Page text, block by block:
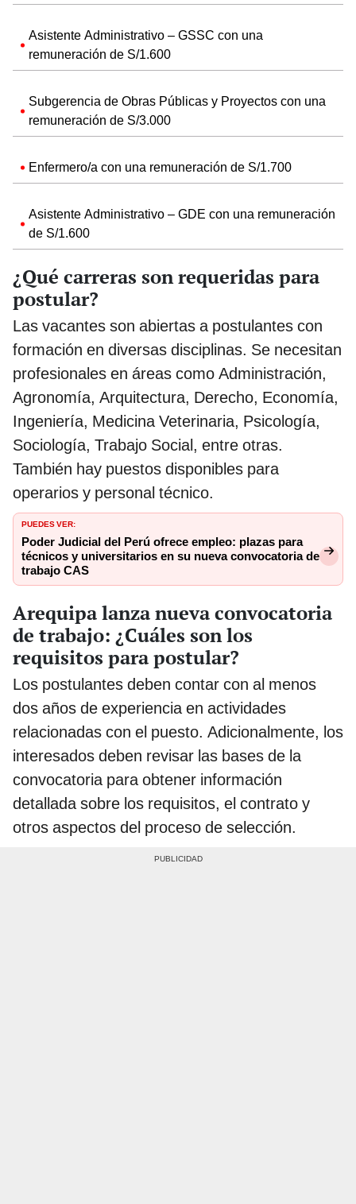
Asistente Administrativo – GSSC con una
remuneración de S/1.600
Subgerencia de Obras Públicas y Proyectos con una
remuneración de S/3.000
Enfermero/a con una remuneración de S/1.700
Asistente Administrativo – GDE con una remuneración
de S/1.600
¿Qué carreras son requeridas para
postular?
Las vacantes son abiertas a postulantes con
formación en diversas disciplinas. Se necesitan
profesionales en áreas como Administración,
Agronomía, Arquitectura, Derecho, Economía,
Ingeniería, Medicina Veterinaria, Psicología,
Sociología, Trabajo Social, entre otras.
También hay puestos disponibles para
operarios y personal técnico.
PUEDES VER:
Poder Judicial del Perú ofrece empleo: plazas para
técnicos y universitarios en su nueva convocatoria de
trabajo CAS
Arequipa lanza nueva convocatoria
de trabajo: ¿Cuáles son los
requisitos para postular?
Los postulantes deben contar con al menos
dos años de experiencia en actividades
relacionadas con el puesto. Adicionalmente, los
interesados deben revisar las bases de la
convocatoria para obtener información
detallada sobre los requisitos, el contrato y
otros aspectos del proceso de selección.